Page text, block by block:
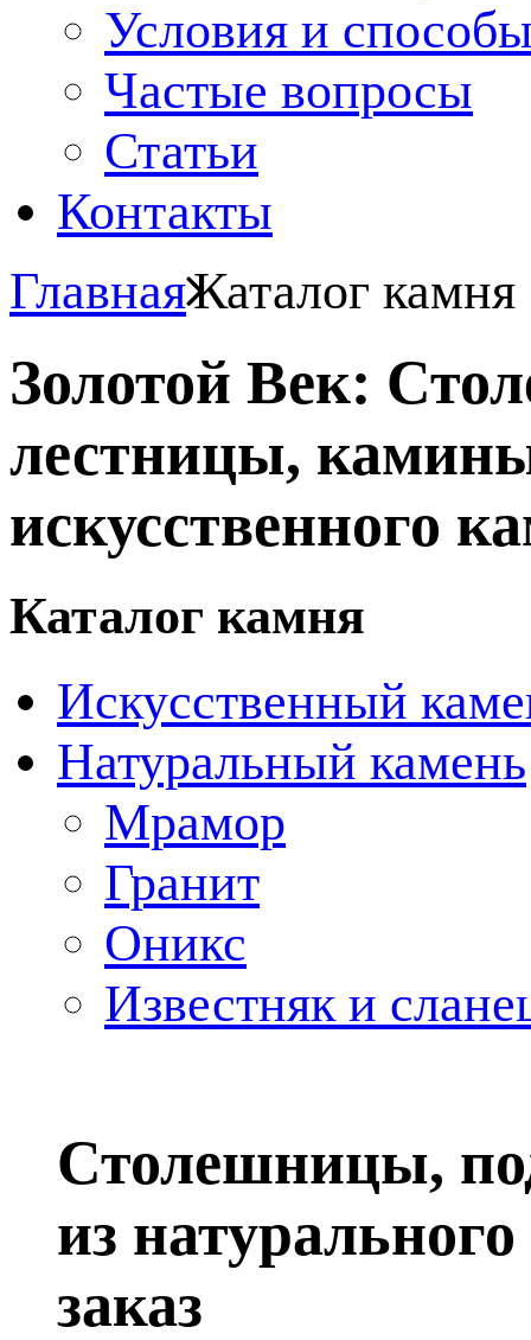
Условия и
Частые вопросы
Статьи
Контакты
ГлавнаяКаталог камня
Золотой Век:
лестницы,
искусственного
Каталог камня
Искусственный
Натуральный камень
Мрамор
Гранит
Оникс
Известняк и
Столешницы,
из
заказ